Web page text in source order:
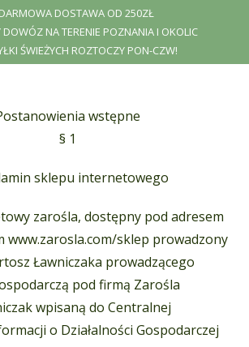
DARMOWA DOSTAWA OD 250ZŁ
DOWÓZ NA TERENIE POZNANIA I OKOLIC
ŚWIEŻYCH ROZTOCZY PON-CZW!
wstępne
§ 1
sklepu internetowego
zarośla, dostępny pod adresem
www.zarosla.com/sklep prowadzony
Ławniczaka prowadzącego
pod firmą Zarośla
wpisaną do Centralnej
o Działalności Gospodarczej